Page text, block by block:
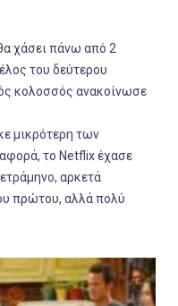
χάσει πάνω από 2
του δεύτερου
κολοσσός ανακοίνωσε
μικρότερη των
το Netflix έχασε
αρκετά
πρώτου, αλλά πολύ